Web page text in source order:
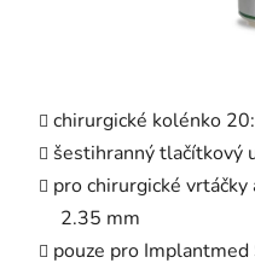
chirurgické kolénko
šestihranný tlačítkový
pro chirurgické
2.35 mm
pouze pro